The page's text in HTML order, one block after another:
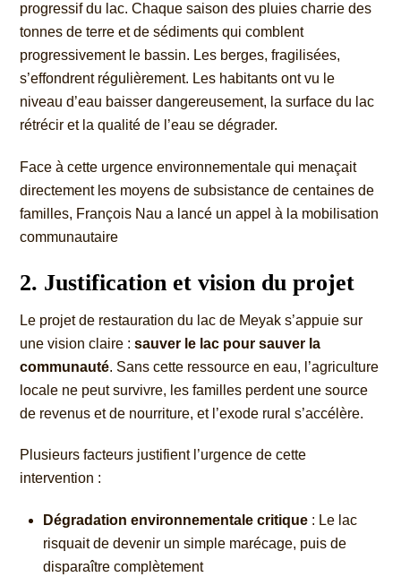
progressif du lac. Chaque saison des pluies charrie des
tonnes de terre et de sédiments qui comblent
progressivement le bassin. Les berges, fragilisées,
s’effondrent régulièrement. Les habitants ont vu le
niveau d’eau baisser dangereusement, la surface du lac
rétrécir et la qualité de l’eau se dégrader.
Face à cette urgence environnementale qui menaçait
directement les moyens de subsistance de centaines de
familles, François Nau a lancé un appel à la mobilisation
communautaire
2. Justification et vision du projet
Le projet de restauration du lac de Meyak s’appuie sur
une vision claire :sauver le lac pour sauver la
communauté. Sans cette ressource en eau, l’agriculture
locale ne peut survivre, les familles perdent une source
de revenus et de nourriture, et l’exode rural s’accélère.
Plusieurs facteurs justifient l’urgence de cette
intervention :
Dégradation environnementale critique : Le lac
risquait de devenir un simple marécage, puis de
disparaître complètement